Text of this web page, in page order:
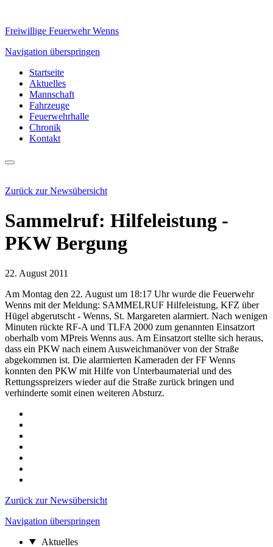
Freiwillige Feuerwehr Wenns
Navigation überspringen
Startseite
Aktuelles
Mannschaft
Fahrzeuge
Feuerwehrhalle
Chronik
Kontakt
Zurück zur Newsübersicht
Sammelruf: Hilfeleistung -
PKW Bergung
22. August 2011
Am Montag den 22. August um 18:17 Uhr wurde die Feuerwehr
Wenns mit der Meldung: SAMMELRUF Hilfeleistung, KFZ über
Hügel abgerutscht - Wenns, St. Margareten alarmiert. Nach wenigen
Minuten rückte RF-A und TLFA 2000 zum genannten Einsatzort
oberhalb vom MPreis Wenns aus. Am Einsatzort stellte sich heraus,
dass ein PKW nach einem Ausweichmanöver von der Straße
abgekommen ist. Die alarmierten Kameraden der FF Wenns
konnten den PKW mit Hilfe von Unterbaumaterial und des
Rettungsspreizers wieder auf die Straße zurück bringen und
verhinderte somit einen weiteren Absturz.
Zurück zur Newsübersicht
Navigation überspringen
Aktuelles